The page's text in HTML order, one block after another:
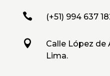
 (+51) 994 637

Calle López de
Lima.